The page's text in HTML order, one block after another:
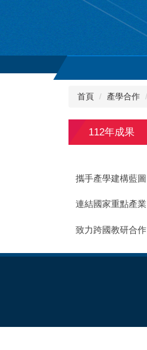
內
首頁 產學合作
112年成果
攜手產學建構藍圖
連結國家重點產業
致力跨國教研合作